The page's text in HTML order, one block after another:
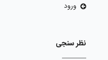
ورود
نظر سنجی